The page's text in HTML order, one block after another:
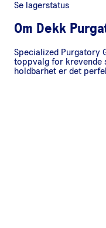
Se lagerstatus
Om Dekk
Specialized Purgatory
toppvalg for krevende
holdbarhet er det